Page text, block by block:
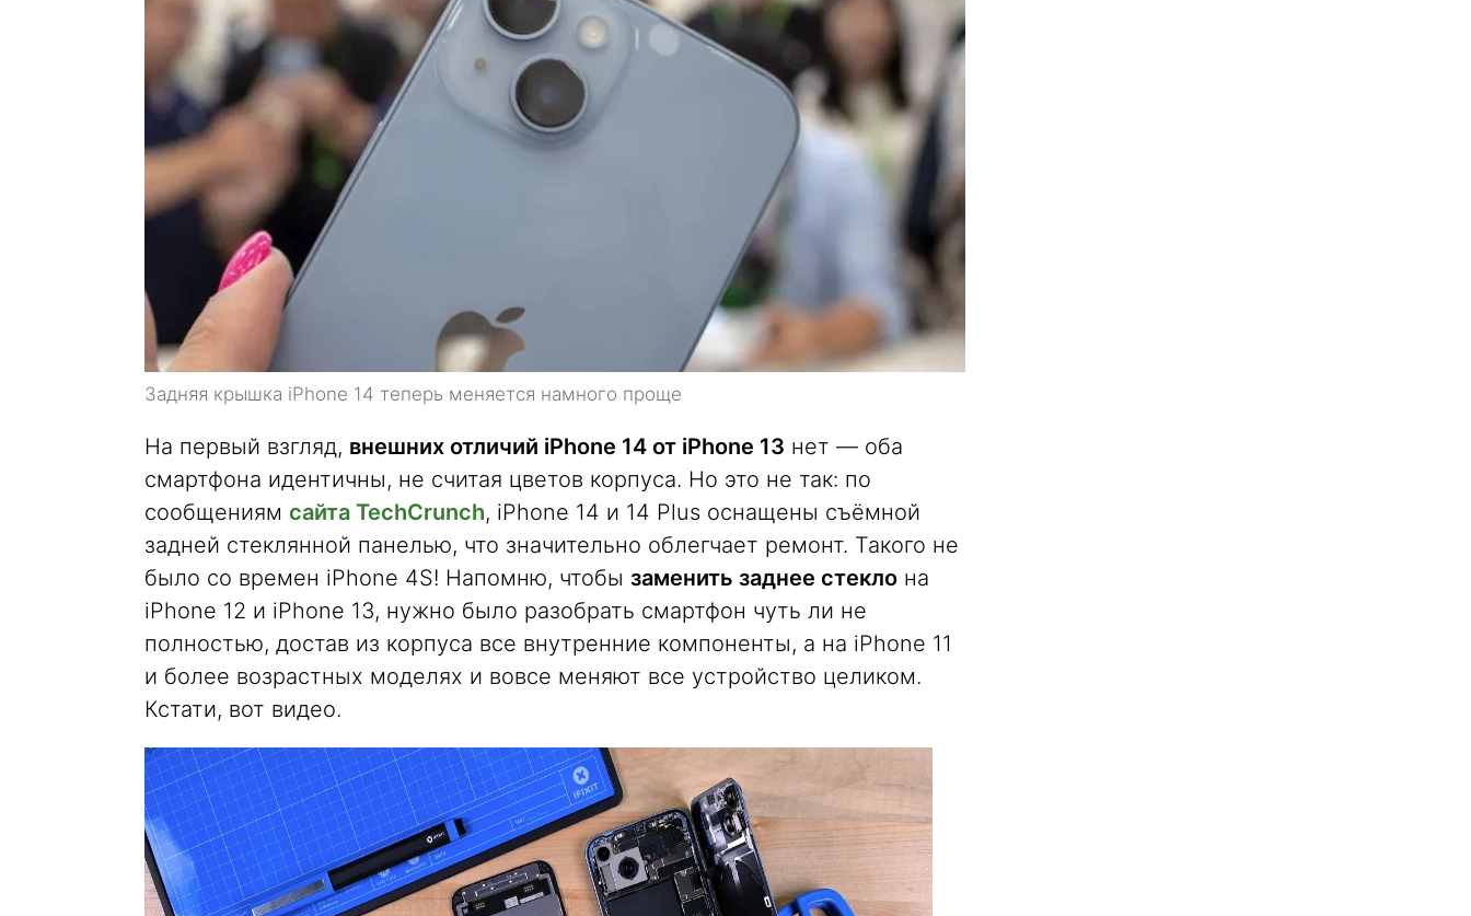
Задняя крышка iPhone 14 теперь меняется намного проще
На первый взгляд, внешних отличий iPhone 14 от iPhone 13 нет — оба
смартфона идентичны, не считая цветов корпуса. Но это не так: по
сообщениям сайта TechCrunch, iPhone 14 и 14 Plus оснащены съёмной
задней стеклянной панелью, что значительно облегчает ремонт. Такого не
было со времен iPhone 4S! Напомню, чтобы заменить заднее стекло на
iPhone 12 и iPhone 13, нужно было разобрать смартфон чуть ли не
полностью, достав из корпуса все внутренние компоненты, а на iPhone 11
и более возрастных моделях и вовсе меняют все устройство целиком.
Кстати, вот видео.